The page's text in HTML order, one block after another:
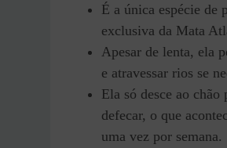
É a única espécie de
exclusiva da Mata
Apesar de lenta, ela
e atravessar rios se
Ela só desce ao chão
defecar, o que
uma vez por semana.